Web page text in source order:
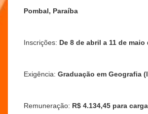
Pombal, Paraíba
Inscrições: De 8 de abril a 11 de maio
Exigência: Graduação em Geografia
Remuneração: R$ 4.134,45 para